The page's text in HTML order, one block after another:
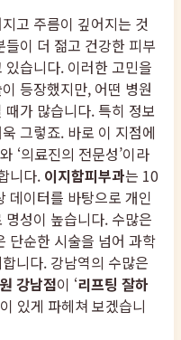
고 주름이 깊어지는 것
이 더 젊고 건강한 피부
습니다. 이러한 고민을
등장했지만, 어떤 병원
가 많습니다. 특히 정보
그렇죠. 바로 이 지점에
‘의료진의 전문성’이라
니다. 이지함피부과는 10
데이터를 바탕으로 개인
성이 높습니다. 수많은
단순한 시술을 넘어 과학
니다. 강남역의 수많은
강남점이 ‘리프팅 잘하
있게 파헤쳐 보겠습니